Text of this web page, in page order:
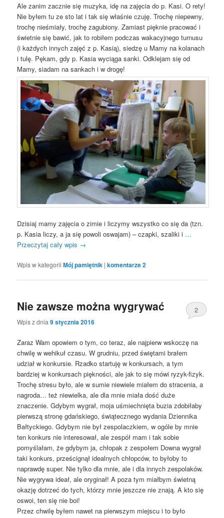
Ale zanim zacznie się muzyka, idę na zajęcia do p. Kasi. O rety!
Nie byłem tu ze sto lat i tak się właśnie czuję. Trochę niepewny,
trochę nieśmiały, trochę zagubiony. Zamiast pięknie pracować i
świetnie się bawić, jak to robiłem podczas wakacyjnego turnusu
(i każdych innych zajęć z p. Kasią), siedzę u Mamy na kolanach
i tulę. Pękam, gdy p. Kasia wyciąga sanki. Odklejam się od
Mamy, siadam na sankach i w drogę!
Dzisiaj mamy zajęcia o zimie i liczymy wszystko co się da (tzn.
p. Kasia liczy, a ja się powoli oswajam) – czapki, szaliki i …
Przeczytaj cały wpis →
Wpis w kategoriiMój pamiętnik |komentarze2
Nie zawsze można wygrywać
Wpis z dnia9 stycznia 2016
2
Zaraz Wam opowiem o tym, co teraz, ale najpierw wskoczę na
chwilę w wehikuł czasu. W grudniu, przed świętami brałem
udział w konkursie. Rzadko startuję w konkursach, a tym
bardziej w konkursach piękności, ale jak to się mówi ryzyk-fizyk.
Trochę stresu było, ale w sumie niewiele miałem do stracenia, a
nagroda… też niewielka, ale dla mnie miała dość duże
znaczenie. Gdybym wygrał, moja uśmiechnięta buzia zdobiłaby
pierwszą stronę gdańskiego, świątecznego wydania Dziennika
Bałtyckiego. Gdybym nie był zespolaczkiem, w ogóle by mnie
ten konkurs nie interesował, ale zespół mam i tak sobie
pomyślałam, że gdybym ja, chłopak z zespołem Downa wygrał
taki konkurs, prześcignął idealnych chłopców, to byłoby to
naprawdę super. Nie tylko dla mnie, ale i dla innych zespolaków.
Nie wygrywa ideał, ale oryginał! A poza tym miałbym świetną
okazję dotrzeć do tych, którzy mnie jeszcze nie znają. A kto się
oswoi, ten się nie boi!
Przez chwilę byłem nawet na pierwszym miejscu i to było